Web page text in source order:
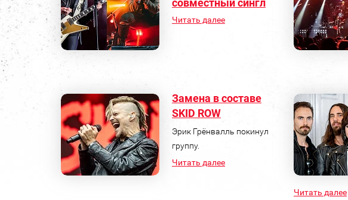
совместный сингл
Читать далее
Замена в составе
SKID ROW
Эрик Грёнвалль покинул
группу.
Читать далее
Читать далее